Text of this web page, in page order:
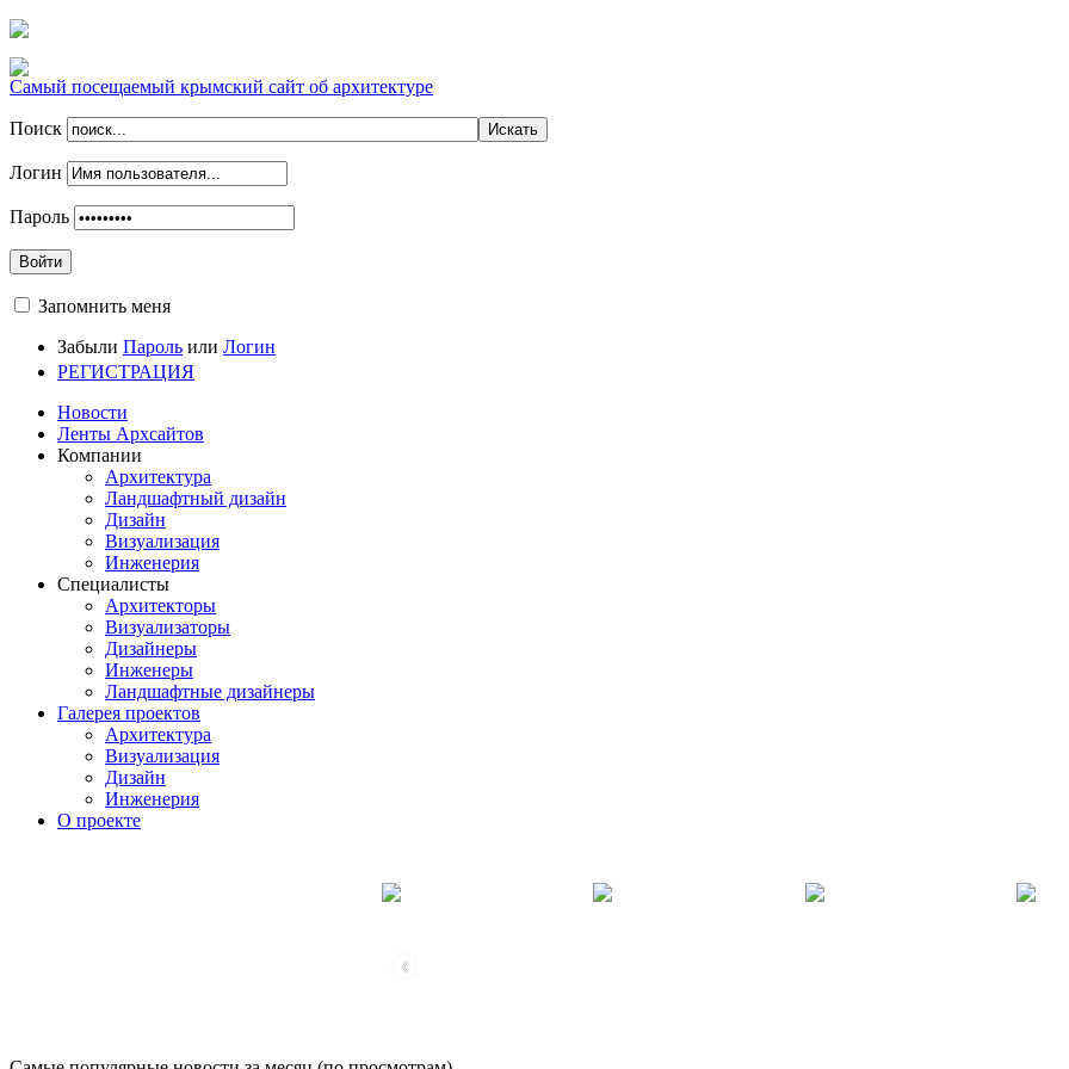
Самый посещаемый крымский сайт об архитектуре
Поиск
Логин
Пароль
Войти
Запомнить меня
Забыли Пароль или Логин
РЕГИСТРАЦИЯ
Новости
Ленты Архсайтов
Компании
Архитектура
Ландшафтный дизайн
Дизайн
Визуализация
Инженерия
Специалисты
Архитекторы
Визуализаторы
Дизайнеры
Инженеры
Ландшафтные дизайнеры
Галерея проектов
Архитектура
Визуализация
Дизайн
Инженерия
О проекте
‹